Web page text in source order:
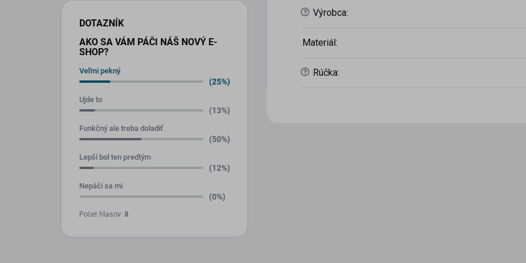
DOTAZNÍK
AKO SA VÁM PÁČI NÁŠ NOVÝ E-
SHOP?
Veľmi pekný
(25%)
Ujde to
(13%)
Funkčný ale treba doladiť
(50%)
Lepší bol ten predtým
(12%)
Nepáči sa mi
(0%)
Počet hlasov: 8
? Výrobca:
Materiál :
? Rúčka: